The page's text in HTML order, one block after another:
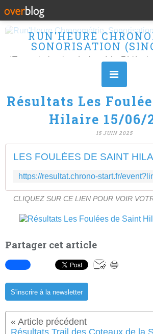
RUN'HEURE
SONORISATION
Résultats Les
Hilaire 15/06/
15 JUIN 2025
LES FOULÉES DE SAINT
CLIQUEZ SUR CE LIEN POUR VOIR
Partager cet article
S'inscrire à la newsletter